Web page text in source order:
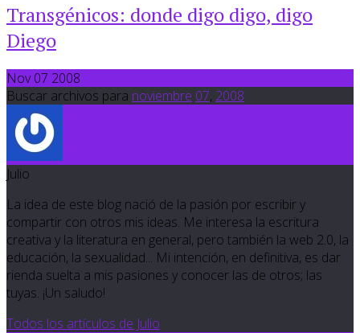
Transgénicos: donde digo digo, digo
Diego
Nov 07 2008
Buscar archivos para noviembre 07, 2008
Julio
La idea de este blog nació de la pasión por escribir y
compartir con otros mis ideas. Me interesa la escritura
creativa y la literatura en general, pero también la web 2.0, la
educación, la sexualidad... Mi intención, en definitiva, es dar
rienda suelta a mis pasiones y conocer las de otros; las
tuyas. ¡Un saludo!
Todos los artículos de Julio